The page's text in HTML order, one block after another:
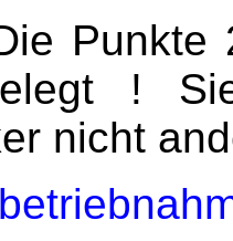
Punkte
!
nicht